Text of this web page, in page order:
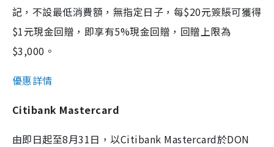
記，不設最低消費額，無指定日子，每$20元簽賬可獲得
$1元現金回贈，即享有5%現金回贈，回贈上限為
$3,000。
優惠詳情
Citibank Mastercard
由即日起至8月31日，以Citibank Mastercard於DON